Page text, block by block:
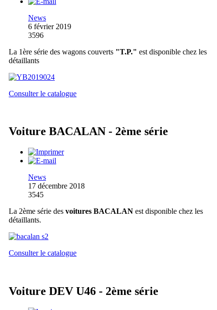
News
6 février 2019
3596
La 1ère série des wagons couverts "T.P." est disponible chez les
détaillants
Consulter le catalogue
Voiture BACALAN - 2ème série
News
17 décembre 2018
3545
La 2ème série des voitures BACALAN est disponible chez les
détaillants.
Consulter le catalogue
Voiture DEV U46 - 2ème série